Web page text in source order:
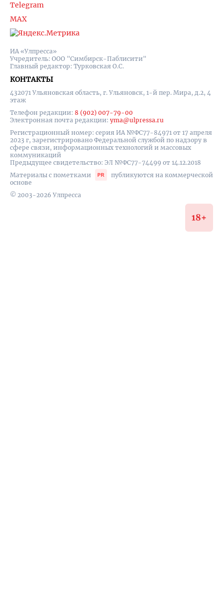
ИА «Улпресса»
Учредитель: ООО "Симбирск-Паблисити"
Главный редактор: Турковская О.С.
КОНТАКТЫ
432071 Ульяновская область, г. Ульяновск, 1-й пер. Мира, д.2, 4
этаж
Телефон редакции: 8 (902) 007-79-00
Электронная почта редакции: yma@ulpressa.ru
Регистрационный номер: серия ИА №ФС77-84971 от 17 апреля
2023 г, зарегистрировано Федеральной службой по надзору в
сфере связи, информационных технологий и массовых
коммуникаций
Предыдущее свидетельство: ЭЛ №ФС77-74499 от 14.12.2018
Материалы с пометками
публикуются на коммерческой
основе
© 2003-2026 Улпресса
Telegram
MAX